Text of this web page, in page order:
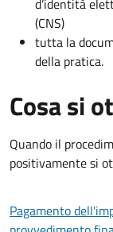
(CNS)
tutta la
della pratica.
Cosa si
Quando il
positivamente si
Pagamento